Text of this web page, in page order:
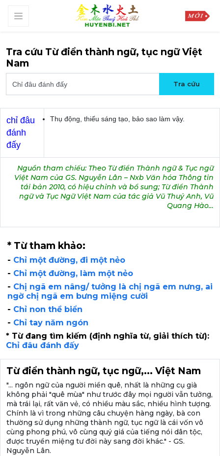
Tra cứu Từ điển thành ngữ, tục ngữ Việt
Nam
chỉ đâu
đánh
đấy
Thụ động, thiếu sáng tạo, bảo sao làm vậy.
Nguồn tham chiếu: Theo Từ điển Thành ngữ & Tục ngữ
Việt Nam của GS. Nguyễn Lân – Nxb Văn hóa Thông tin
tái bản 2010, có hiệu chỉnh và bổ sung; Từ điển Thành
ngữ và Tục Ngữ Việt Nam của tác giả Vũ Thuý Anh, Vũ
Quang Hào…
* Từ tham khảo:
- Chỉ một đường, đi một nẻo
- Chỉ một đường, làm một nẻo
- Chị ngã em nâng/ tưởng là chị ngã em nưng, ai
ngờ chị ngã em bưng miệng cười
- Chỉ non thề biển
- Chỉ tay năm ngón
* Từ đang tìm kiếm (định nghĩa từ, giải thích từ):
Chỉ đâu đánh đấy
Từ điển thành ngữ, tục ngữ,... Việt Nam
"... ngôn ngữ của người miền quê, nhất là những cụ già
không phải "quê mùa" như trước đây mọi người vẫn tưởng,
mà trái lại, rất văn vẻ, có nhiều màu sắc, nhiều hình tượng.
Chính là vì trong những câu chuyện hàng ngày, bà con
thường sử dụng những thành ngữ, tục ngữ là cái vốn vô
cùng phong phú, vô cùng quý giá của tiếng nói dân tộc,
được truyền miệng tư đời này sang đời khác." - GS.
Nguyễn Lân.